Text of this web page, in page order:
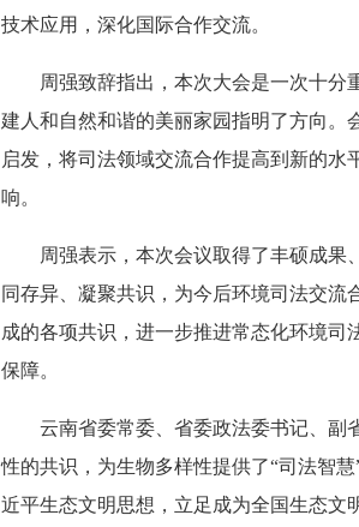
技术应用，深化国际合作交流。
周强致辞指出，本次大会是一次十分重
建人和自然和谐的美丽家园指明了方向。
启发，将司法领域交流合作提高到新的
响。
周强表示，本次会议取得了丰硕成果、
同存异、凝聚共识，为今后环境司法交
成的各项共识，进一步推进常态化环境
保障。
云南省委常委、省委政法委书记、副省
性的共识，为生物多样性提供了“司法智
近平生态文明思想，立足成为全国生态文